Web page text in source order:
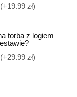
(+19.99 zł)
torba z logiem
(+29.99 zł)